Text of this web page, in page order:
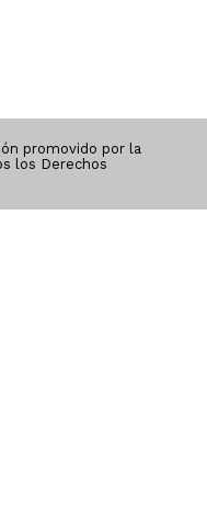
promovido por la
los Derechos